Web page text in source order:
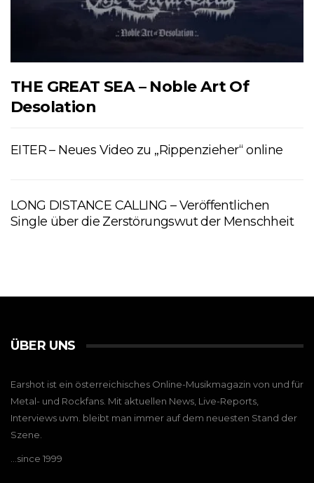
THE GREAT SEA – Noble Art Of
Desolation
EITER – Neues Video zu „Rippenzieher“ online
LONG DISTANCE CALLING – Veröffentlichen
Single über die Zerstörungswut der Menschheit
ÜBER UNS
Earshot ist ein österreichisches Online-Musikmagazin von und für
Metal- und Rockfans. Mit aktuellen News, Live-Reports,
Interviews uvm. bleibt man immer auf dem neuesten Stand der
Szene.
…since 1999